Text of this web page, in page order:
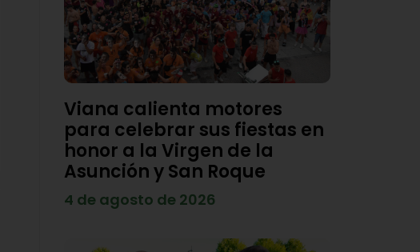
Viana calienta motores
para celebrar sus fiestas en
honor a la Virgen de la
Asunción y San Roque
4 de agosto de 2026